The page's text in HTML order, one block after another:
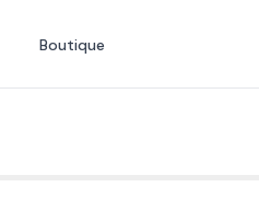
Boutique